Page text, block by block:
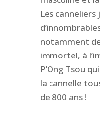
Les canneliers
notamment
immortel, à
P’Ong Tsou
la cannelle
de 800 ans !